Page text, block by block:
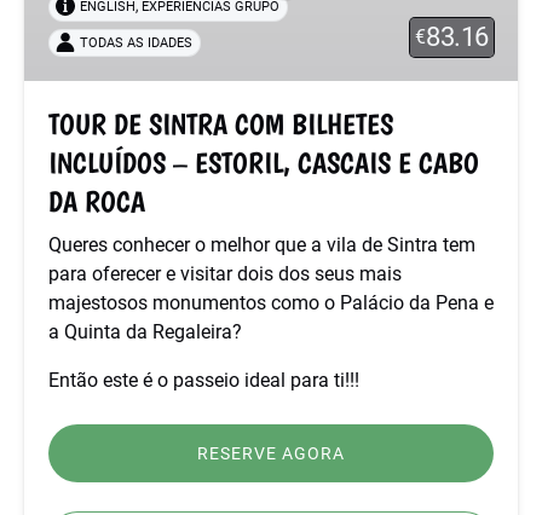
INCLUÍDOS
ESTORIL,
CASCAIS
CABO
€83.16
ENGLISH,EXPERIÊNCIAS GRUPO
TODAS AS IDADES
TOUR DE SINTRA COM BILHETES
INCLUÍDOS – ESTORIL, CASCAIS E CABO
DA ROCA
Queres conhecer o melhor que a vila de Sintra tem
para oferecer e visitar dois dos seus mais
majestosos monumentos como o Palácio da Pena e
a Quinta da Regaleira?
Então este é o passeio ideal para ti!!!
RESERVE AGORA